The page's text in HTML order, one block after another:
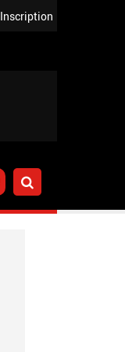
Inscription